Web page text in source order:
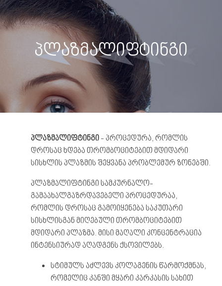
პლაზმალიფტინგი
პლაზმალიფტინგი - პროცედურა, რომლის
დროსაც ხდება თრომბოციტებით მდიდარი
სისხლის პლაზმის შეყვანა პრობლემურ ზონებში.
პლაზმალიფტინგი სამკურნალო-
გამაახალგაზრდავებელი პროცედურაა,
რომლის დროსაც გამოიყენება საკუთარი
სისხლისგან მიღებული თრომბოციტებით
მდიდარი პლაზმა. მისი მაღალი კონცენტრაცია
ინტენსიურად აღადგენს ქსოვილებს.
სტიმულს აძლევს კოლაგენის წარმოქმნას,
რომელიც კანში მყარი კარკასის სახით